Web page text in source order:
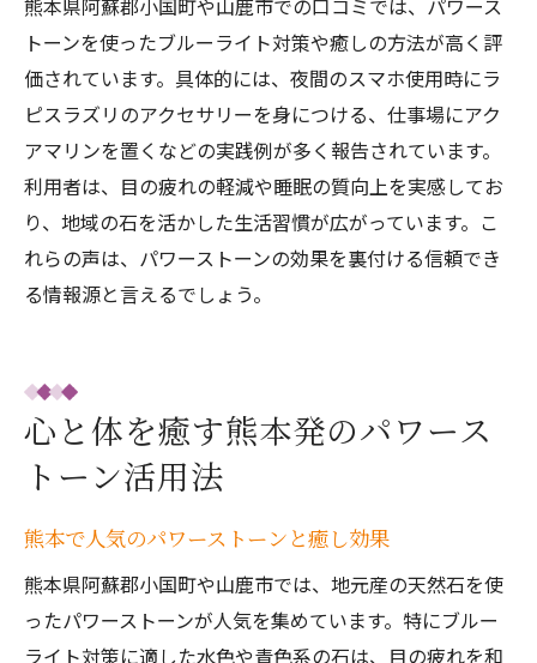
口コミで広がる癒し効果のある石とは
神社やパワースポットで得られる癒し体験
パワーストーンの力を日常で実感する方法
熊本県阿蘇郡小国町や山鹿市での口コミでは、パワース
トーンを使ったブルーライト対策や癒しの方法が高く評
価されています。具体的には、夜間のスマホ使用時にラ
ピスラズリのアクセサリーを身につける、仕事場にアク
アマリンを置くなどの実践例が多く報告されています。
利用者は、目の疲れの軽減や睡眠の質向上を実感してお
り、地域の石を活かした生活習慣が広がっています。こ
れらの声は、パワーストーンの効果を裏付ける信頼でき
る情報源と言えるでしょう。
心と体を癒す熊本発のパワース
トーン活用法
熊本で人気のパワーストーンと癒し効果
熊本県阿蘇郡小国町や山鹿市では、地元産の天然石を使
ったパワーストーンが人気を集めています。特にブルー
ライト対策に適した水色や青色系の石は、目の疲れを和